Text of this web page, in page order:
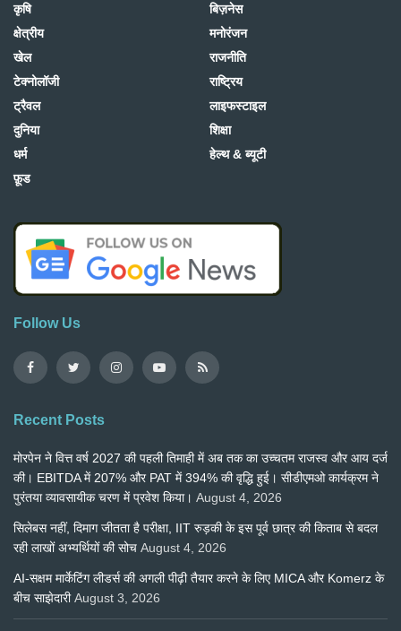
कृषि
क्षेत्रीय
खेल
टेक्नोलॉजी
ट्रैवल
दुनिया
धर्म
फ़ूड
बिज़नेस
मनोरंजन
राजनीति
राष्ट्रिय
लाइफस्टाइल
शिक्षा
हेल्थ & ब्यूटी
Follow Us
Recent Posts
मोरपेन ने वित्त वर्ष 2027 की पहली तिमाही में अब तक का उच्चतम राजस्व और आय दर्ज
की। EBITDA में 207% और PAT में 394% की वृद्धि हुई। सीडीएमओ कार्यक्रम ने
पुरंतया व्यावसायीक चरण में प्रवेश किया। August 4, 2026
सिलेबस नहीं, दिमाग जीतता है परीक्षा, IIT रुड़की के इस पूर्व छात्र की किताब से बदल
रही लाखों अभ्यर्थियों की सोच August 4, 2026
AI-सक्षम मार्केटिंग लीडर्स की अगली पीढ़ी तैयार करने के लिए MICA और Komerz के
बीच साझेदारी August 3, 2026